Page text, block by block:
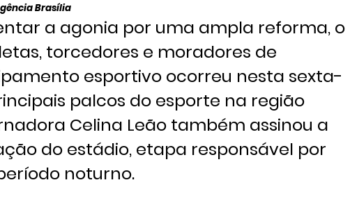
Brasília
a agonia por uma ampla reforma, o
torcedores e moradores de
esportivo ocorreu nesta sexta-
palcos do esporte na região
Celina Leão também assinou a
do estádio, etapa responsável por
noturno.